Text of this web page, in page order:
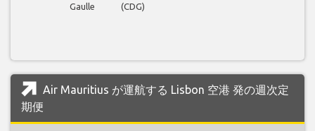
Gaulle
(CDG)
Air Mauritius が運航する Lisbon 空港 発の週次定
期便